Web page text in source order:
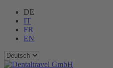
DE
IT
FR
EN